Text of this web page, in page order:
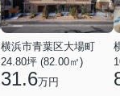
横浜市青葉区大場町
24.80坪 (82.00㎡)
31.6万円